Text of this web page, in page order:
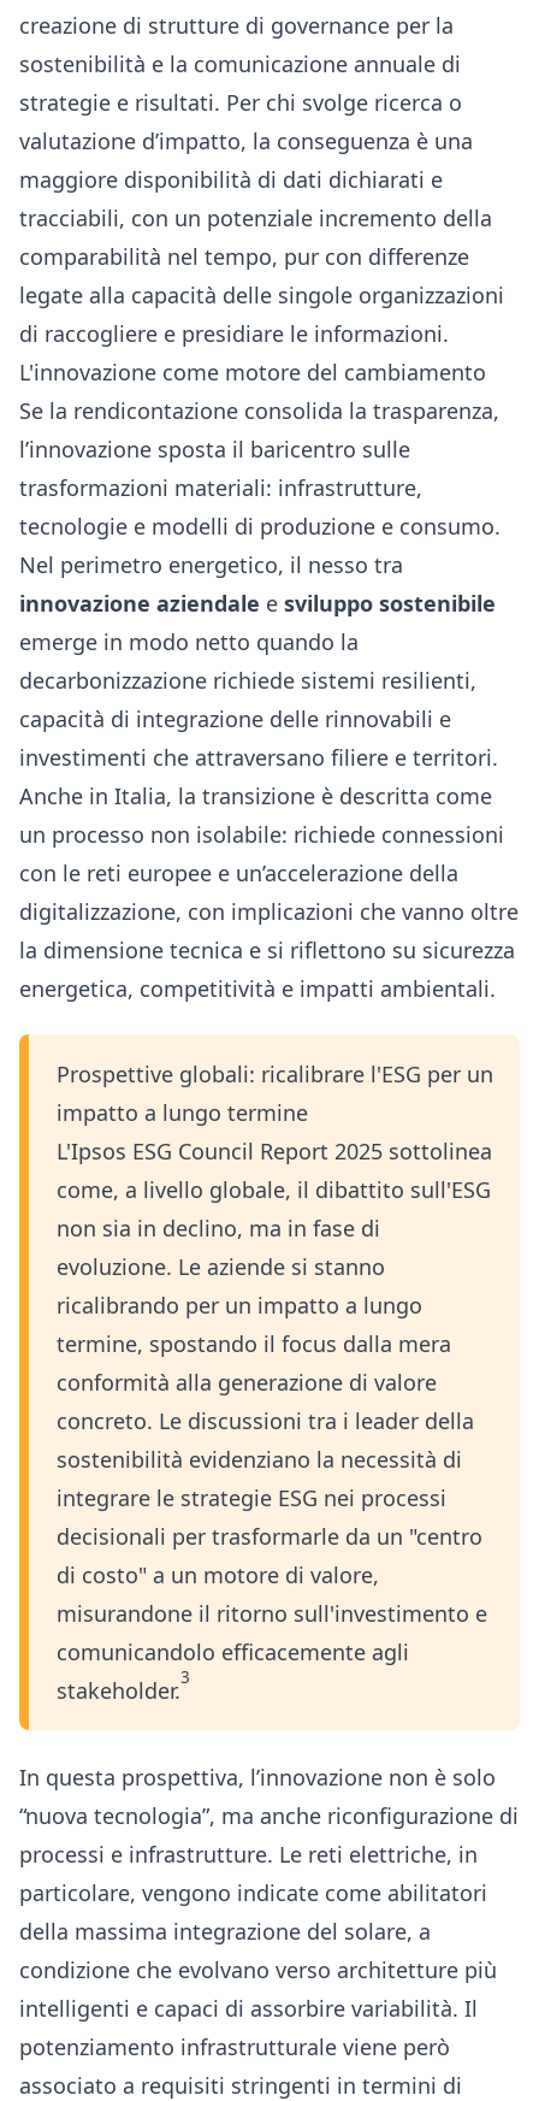
creazione di strutture di governance per la
sostenibilità e la comunicazione annuale di
strategie e risultati. Per chi svolge ricerca o
valutazione d’impatto, la conseguenza è una
maggiore disponibilità di dati dichiarati e
tracciabili, con un potenziale incremento della
comparabilità nel tempo, pur con differenze
legate alla capacità delle singole organizzazioni
di raccogliere e presidiare le informazioni.
L'innovazione come motore del cambiamento
Se la rendicontazione consolida la trasparenza,
l’innovazione sposta il baricentro sulle
trasformazioni materiali: infrastrutture,
tecnologie e modelli di produzione e consumo.
Nel perimetro energetico, il nesso tra
innovazione aziendale e sviluppo sostenibile
emerge in modo netto quando la
decarbonizzazione richiede sistemi resilienti,
capacità di integrazione delle rinnovabili e
investimenti che attraversano filiere e territori.
Anche in Italia, la transizione è descritta come
un processo non isolabile: richiede connessioni
con le reti europee e un’accelerazione della
digitalizzazione, con implicazioni che vanno oltre
la dimensione tecnica e si riflettono su sicurezza
energetica, competitività e impatti ambientali.
Prospettive globali: ricalibrare l'ESG per un
impatto a lungo termine
L'Ipsos ESG Council Report 2025 sottolinea
come, a livello globale, il dibattito sull'ESG
non sia in declino, ma in fase di
evoluzione. Le aziende si stanno
ricalibrando per un impatto a lungo
termine, spostando il focus dalla mera
conformità alla generazione di valore
concreto. Le discussioni tra i leader della
sostenibilità evidenziano la necessità di
integrare le strategie ESG nei processi
decisionali per trasformarle da un "centro
di costo" a un motore di valore,
misurandone il ritorno sull'investimento e
comunicandolo efficacemente agli
stakeholder.3
In questa prospettiva, l’innovazione non è solo
“nuova tecnologia”, ma anche riconfigurazione di
processi e infrastrutture. Le reti elettriche, in
particolare, vengono indicate come abilitatori
della massima integrazione del solare, a
condizione che evolvano verso architetture più
intelligenti e capaci di assorbire variabilità. Il
potenziamento infrastrutturale viene però
associato a requisiti stringenti in termini di